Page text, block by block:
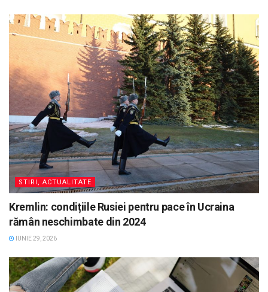
STIRI, ACTUALITATE
Kremlin: condițiile Rusiei pentru pace în Ucraina
rămân neschimbate din 2024
IUNIE 29, 2026